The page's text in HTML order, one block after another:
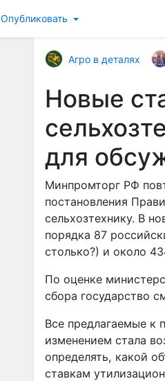
Опубликовать
Агро в деталях
Новые
для
Минпромторг РФ
постановления
сельхозтехнику. В
порядка 87
столько?) и около
По оценке
сбора государство
Все предлагаемые к
изменением стала
определять, какой
ставкам